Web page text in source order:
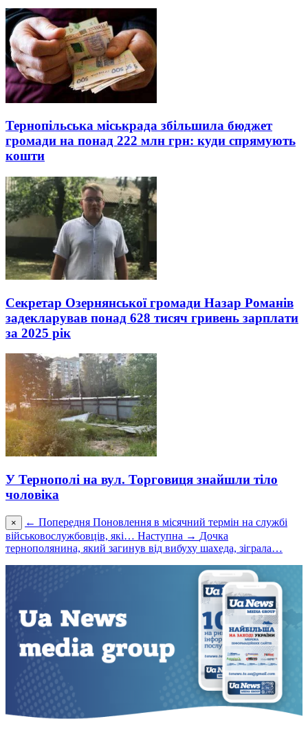
Тернопільська міськрада збільшила бюджет
громади на понад 222 млн грн: куди спрямують
кошти
Секретар Озернянської громади Назар Романів
задекларував понад 628 тисяч гривень зарплати
за 2025 рік
У Тернополі на вул. Торговиця знайшли тіло
чоловіка
× ← Попередня Поновлення в місячний термін на службі
військовослужбовців, які… Наступна → Дочка
тернополянина, який загинув від вибуху шахеда, зіграла…